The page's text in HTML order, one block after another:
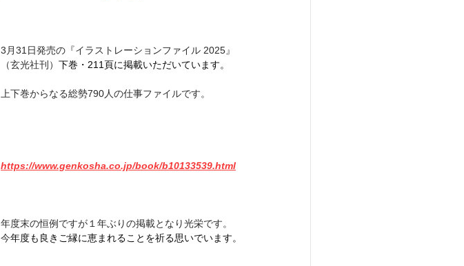
3月31日発売の『イラストレーションファイル 2025』
（玄光社刊） 下巻・211頁に掲載いただいています。
上下巻からなる総勢790人の仕事ファイルです。
https://www.genkosha.co.jp/book/b10133539.html
年度末の恒例ですが１年ぶりの掲載となり光栄です。
今年度も良きご縁に恵まれることを祈る思いでいます。